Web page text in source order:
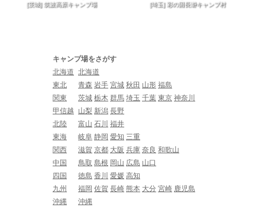
[茨城] 筑波高原キャンプ場 [埼玉] 彩の国長瀞キャンプ村
キャンプ場をさがす
北海道 北海道
東北
青森 岩手 宮城 秋田 山形 福島
関東
茨城 栃木 群馬 埼玉 千葉 東京 神奈川
甲信越
山梨 新潟 長野
北陸
富山 石川 福井
東海
岐阜 静岡 愛知 三重
関西
滋賀 京都 大阪 兵庫 奈良 和歌山
中国
鳥取 島根 岡山 広島 山口
四国
徳島 香川 愛媛 高知
九州
福岡 佐賀 長崎 熊本 大分 宮崎 鹿児島
沖縄
沖縄